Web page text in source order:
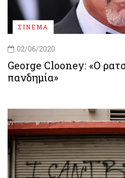
ΣΙΝΕΜΑ
02/06/2020
George Clooney: «Ο
πανδημία»